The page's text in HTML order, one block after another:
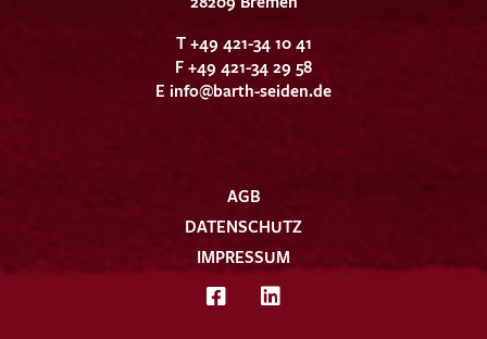
T +49 421-34 10 41
F +49 421-34 29 58
E info@barth-seiden.de
AGB
DATENSCHUTZ
IMPRESSUM